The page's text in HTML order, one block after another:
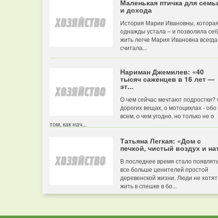
Маленькая птичка для
и дохода
История Марии Ивановны, которая
однажды устала – и позволила
жить легче Мария Ивановна всегда
считала...
Нариман Джемилев: «40
тысяч саженцев в 16 лет —
эт...
О чем сейчас мечтают подростки?
дорогих вещах, о мотоциклах - обо
всем, о чем угодно, но только не о
том, как нач...
Татьяна Легкая: «Дом с
печкой, чистый воздух и
В последнее время стало
все больше ценителей простой
деревенской жизни. Люди не хотят
жить в спешке в бо...